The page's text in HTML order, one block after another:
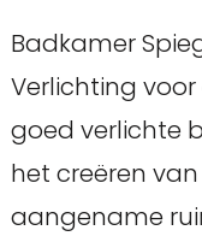
Badkamer
Verlichting voor
goed verlichte
het creëren
aangename